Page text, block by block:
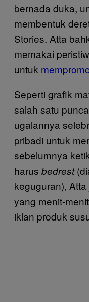
bernada duka,
membentuk
Stories. Atta
memakai
untuk
Seperti grafik
salah satu
ugalannya
pribadi untuk
sebelumnya
harus bedrest
keguguran),
yang menit-
iklan produk